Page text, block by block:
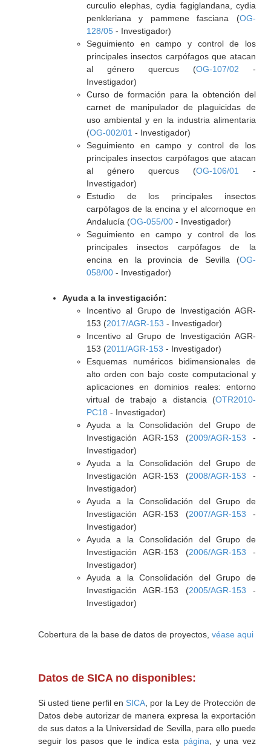
curculio elephas, cydia fagiglandana, cydia
penkleriana y pammene fasciana (OG-
128/05- Investigador)
Seguimiento en campo y control de los
principales insectos carpófagos que atacan
al género quercus (OG-107/02 -
Investigador)
Curso de formación para la obtención del
carnet de manipulador de plaguicidas de
uso ambiental y en la industria alimentaria
(OG-002/01 - Investigador)
Seguimiento en campo y control de los
principales insectos carpófagos que atacan
al género quercus (OG-106/01
-
Investigador)
Estudio de los principales insectos
carpófagos de la encina y el alcornoque en
Andalucía (OG-055/00- Investigador)
Seguimiento en campo y control de los
principales insectos carpófagos de la
encina en la provincia de Sevilla (OG-
058/00- Investigador)
Ayuda a la investigación:
Incentivo al Grupo de Investigación AGR-
153 (2017/AGR-153 - Investigador)
Incentivo al Grupo de Investigación AGR-
153 (2011/AGR-153 - Investigador)
Esquemas numéricos bidimensionales de
alto orden con bajo coste computacional y
aplicaciones en dominios reales: entorno
virtual de trabajo a distancia (OTR2010-
PC18 - Investigador)
Ayuda a la Consolidación del Grupo de
Investigación AGR-153 (2009/AGR-153 -
Investigador)
Ayuda a la Consolidación del Grupo de
Investigación AGR-153 (2008/AGR-153 -
Investigador)
Ayuda a la Consolidación del Grupo de
Investigación AGR-153 (2007/AGR-153 -
Investigador)
Ayuda a la Consolidación del Grupo de
Investigación AGR-153 (2006/AGR-153 -
Investigador)
Ayuda a la Consolidación del Grupo de
Investigación AGR-153 (2005/AGR-153 -
Investigador)
Cobertura de la base de datos de proyectos, véase aqui
Datos de SICA no disponibles:
Si usted tiene perfil en SICA , por la Ley de Protección de
Datos debe autorizar de manera expresa la exportación
de sus datos a la Universidad de Sevilla, para ello puede
seguir los pasos que le indica esta página , y una vez